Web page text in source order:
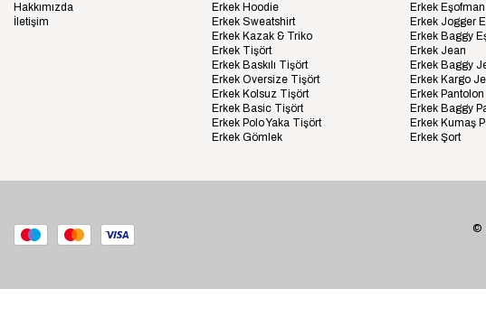
Hakkımızda
İletişim
Erkek Hoodie
Erkek Sweatshirt
Erkek Kazak & Triko
Erkek Tişört
Erkek Baskılı Tişört
Erkek Oversize Tişört
Erkek Kolsuz Tişört
Erkek Basic Tişört
Erkek Polo Yaka Tişört
Erkek Gömlek
Erkek Eşofman
Erkek Jogger
Erkek Baggy
Erkek Jean
Erkek Baggy
Erkek Kargo
Erkek Pantolon
Erkek Baggy
Erkek Kumaş
Erkek Şort
©